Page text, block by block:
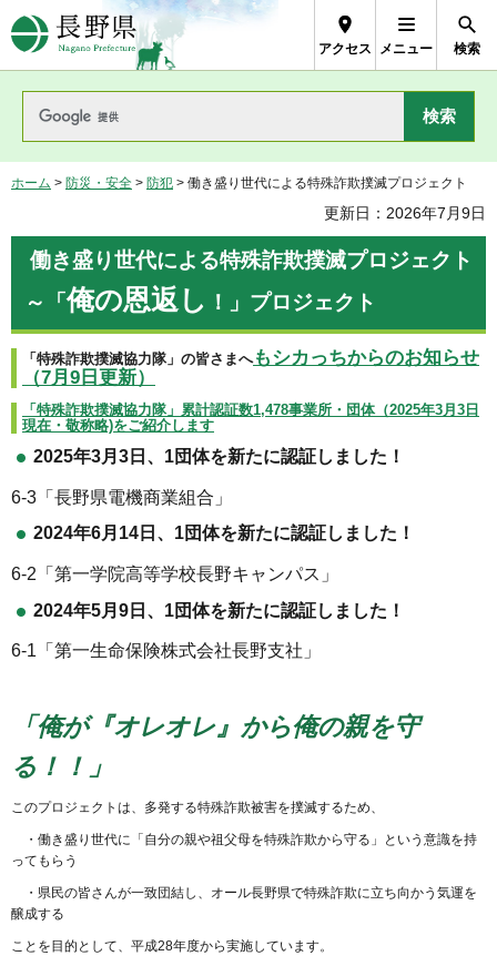
長野県Nagano Prefecture
アクセス メニュー 検索
ホーム > 防災・安全 > 防犯 > 働き盛り世代による特殊詐欺撲滅プロジェクト
更新日：2026年7月9日
働き盛り世代による特殊詐欺撲滅プロジェクト
～「俺の恩返し ！」プロジェクト
「特殊詐欺撲滅協力隊」の皆さまへもシカっちからのお知らせ
（7月9日更新）
「特殊詐欺撲滅協力隊」累計認証数1,478事業所・団体（2025年3月3日
現在・敬称略)をご紹介します
2025年3月3日、1団体を新たに認証しました！
6-3「長野県電機商業組合」
2024年6月14日、1団体を新たに認証しました！
6-2「第一学院高等学校長野キャンパス」
2024年5月9日、1団体を新たに認証しました！
6-1「第一生命保険株式会社長野支社」
「俺が『オレオレ』から俺の親を守
る！！」
このプロジェクトは、多発する特殊詐欺被害を撲滅するため、
・働き盛り世代に「自分の親や祖父母を特殊詐欺から守る」という意識を持
ってもらう
・県民の皆さんが一致団結し、オール長野県で特殊詐欺に立ち向かう気運を
醸成する
ことを目的として、平成28年度から実施しています。